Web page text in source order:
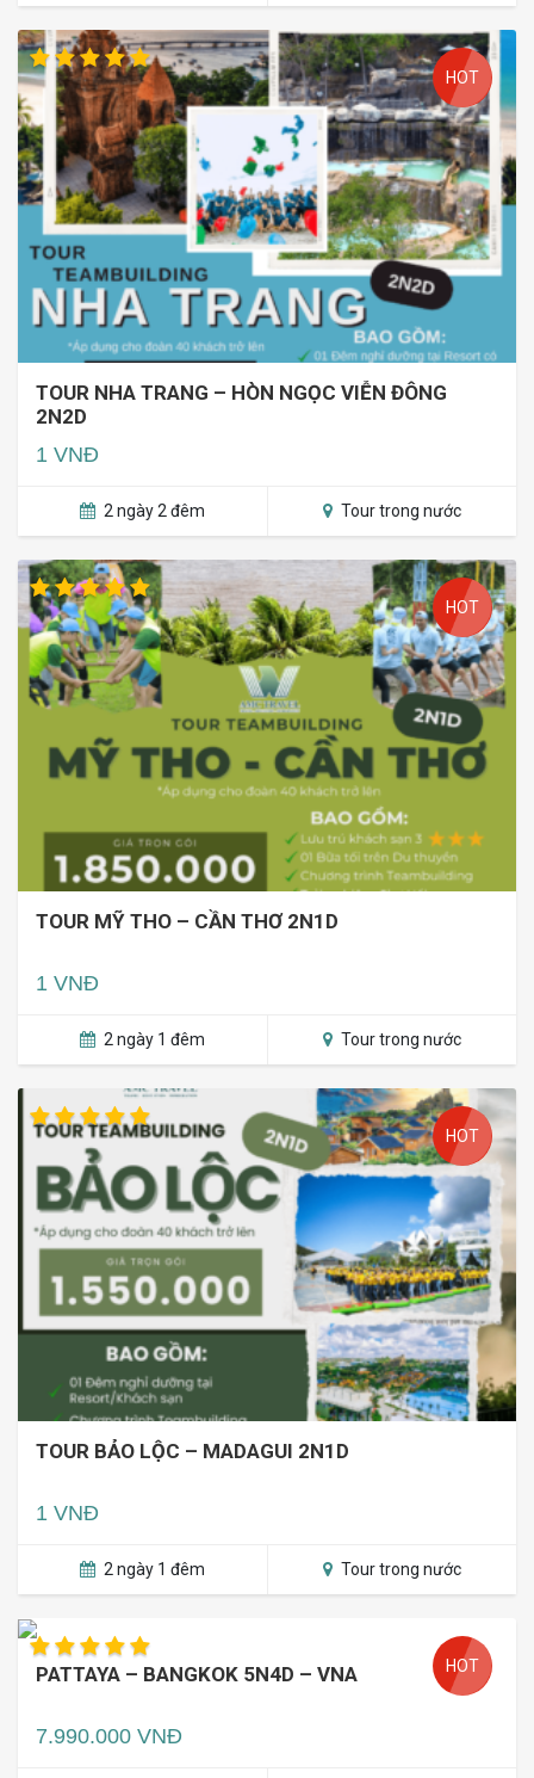
HOT
TOUR NHA TRANG – HÒN NGỌC VIỄN ĐÔNG
2N2D
1 VNĐ
2 ngày 2 đêm Tour trong nước
HOT
TOUR MỸ THO – CẦN THƠ 2N1D
1 VNĐ
2 ngày 1 đêm Tour trong nước
HOT
TOUR BẢO LỘC – MADAGUI 2N1D
1 VNĐ
2 ngày 1 đêm Tour trong nước
HOT
PATTAYA – BANGKOK 5N4D – VNA
7.990.000 VNĐ